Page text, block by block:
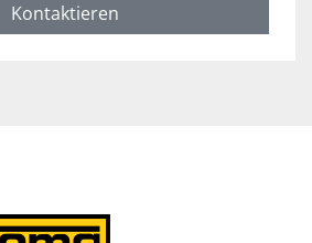
Kontaktieren